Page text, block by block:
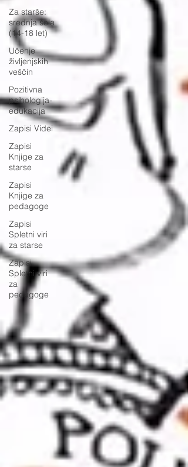
Za starše:
srednja šola
(14-18 let)
Učenje
življenjskih
veščin
Pozitivna
psihologija-
edukacija
Zapisi Videi
Zapisi
Knjige za
starse
Zapisi
Knjige za
pedagoge
Zapisi
Spletni viri
za starse
Zapisi
Spletni viri
za
pedagoge